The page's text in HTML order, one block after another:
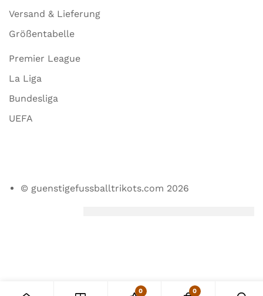
Versand & Lieferung
Größentabelle
Premier League
La Liga
Bundesliga
UEFA
© guenstigefussballtrikots.com 2026
0 0